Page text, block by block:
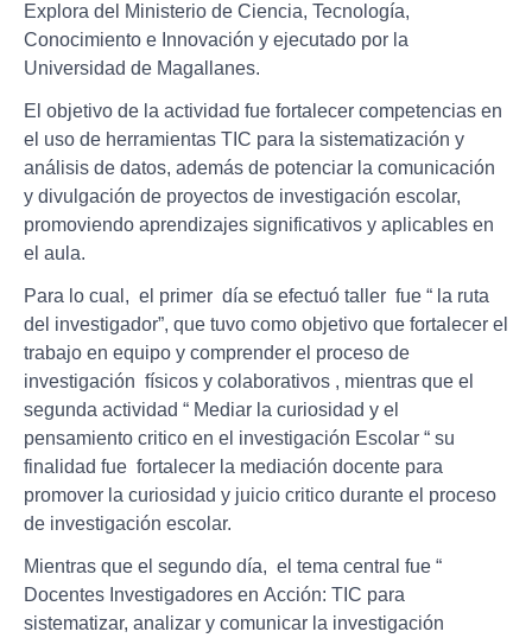
Explora del Ministerio de Ciencia, Tecnología,
Conocimiento e Innovación y ejecutado por la
Universidad de Magallanes.
El objetivo de la actividad fue fortalecer competencias en
el uso de herramientas TIC para la sistematización y
análisis de datos, además de potenciar la comunicación
y divulgación de proyectos de investigación escolar,
promoviendo aprendizajes significativos y aplicables en
el aula.
Para lo cual, el primer día se efectuó taller fue “ la ruta
del investigador”, que tuvo como objetivo que fortalecer el
trabajo en equipo y comprender el proceso de
investigación físicos y colaborativos , mientras que el
segunda actividad “ Mediar la curiosidad y el
pensamiento critico en el investigación Escolar “ su
finalidad fue fortalecer la mediación docente para
promover la curiosidad y juicio critico durante el proceso
de investigación escolar.
Mientras que el segundo día, el tema central fue “
Docentes Investigadores en Acción: TIC para
sistematizar, analizar y comunicar la investigación